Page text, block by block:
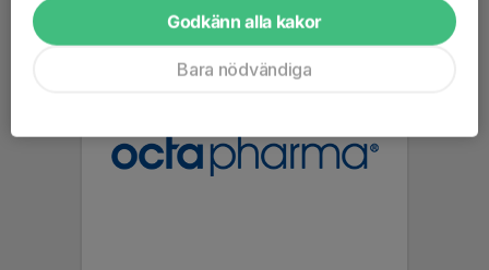
Godkänn alla kakor
Bara nödvändiga